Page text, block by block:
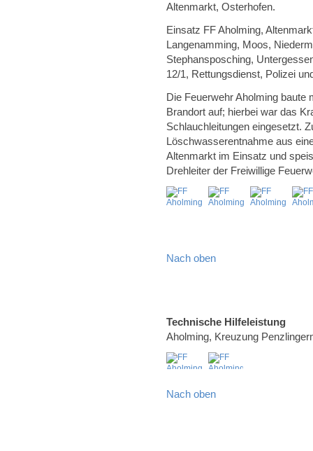
Altenmarkt, Osterhofen.
Einsatz FF Aholming,
Langenamming, Moos,
Stephansposching,
12/1, Rettungsdienst, Polizei
Die Feuerwehr Aholming baute
Brandort auf; hierbei war das
Schlauchleitungen eingesetzt.
Löschwasserentnahme aus
Altenmarkt im Einsatz und
Drehleiter der Freiwillige
Nach oben
Technische Hilfeleistung
Aholming, Kreuzung
Nach oben